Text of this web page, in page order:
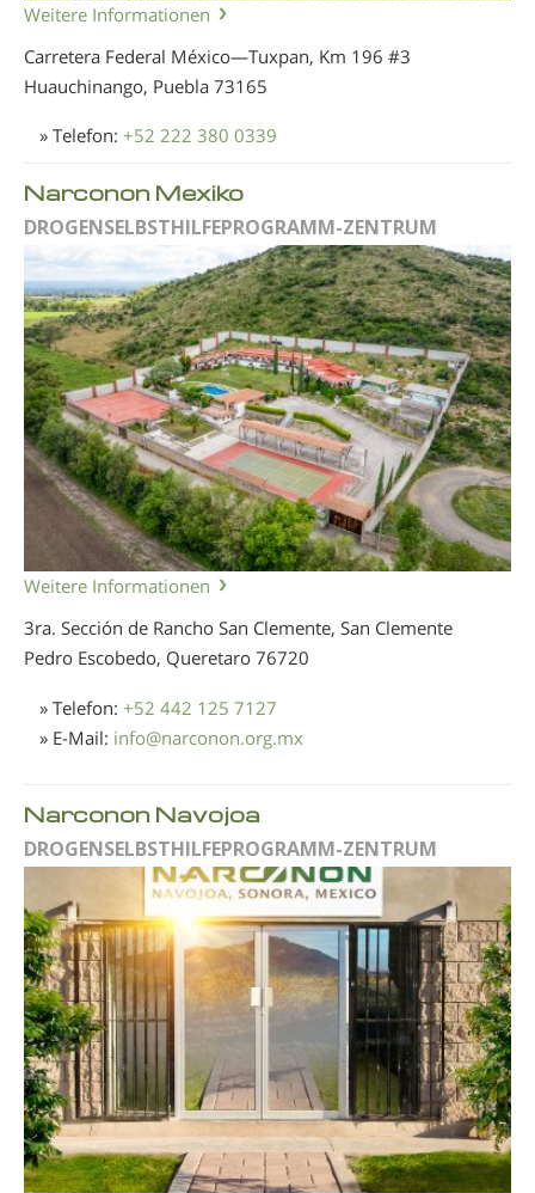
Weitere Informationen
Carretera Federal México—Tuxpan, Km 196 #3
Huauchinango, Puebla 73165
» Telefon: +52 222 380 0339
Narconon Mexiko
DROGENSELBSTHILFEPROGRAMM-ZENTRUM
Weitere Informationen
3ra. Sección de Rancho San Clemente, San Clemente
Pedro Escobedo, Queretaro 76720
» Telefon: +52 442 125 7127
» E-Mail: info@narconon.org.mx
Narconon Navojoa
DROGENSELBSTHILFEPROGRAMM-ZENTRUM